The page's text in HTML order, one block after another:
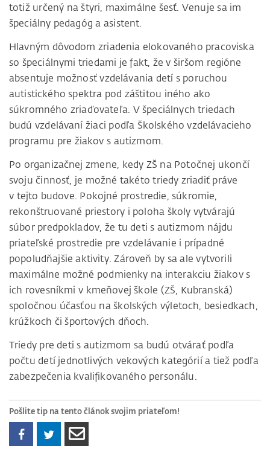
totiž určený na štyri, maximálne šesť. Venuje sa im
špeciálny pedagóg a asistent.
Hlavným dôvodom zriadenia elokovaného pracoviska
so špeciálnymi triedami je fakt, že v širšom regióne
absentuje možnosť vzdelávania detí s poruchou
autistického spektra pod záštitou iného ako
súkromného zriaďovateľa. V špeciálnych triedach
budú vzdelávaní žiaci podľa Školského vzdelávacieho
programu pre žiakov s autizmom.
Po organizačnej zmene, kedy ZŠ na Potočnej ukončí
svoju činnosť, je možné takéto triedy zriadiť práve
v tejto budove. Pokojné prostredie, súkromie,
rekonštruované priestory i poloha školy vytvárajú
súbor predpokladov, že tu deti s autizmom nájdu
priateľské prostredie pre vzdelávanie i prípadné
popoludňajšie aktivity. Zároveň by sa ale vytvorili
maximálne možné podmienky na interakciu žiakov s
ich rovesníkmi v kmeňovej škole (ZŠ, Kubranská)
spoločnou účasťou na školských výletoch, besiedkach,
krúžkoch či športových dňoch.
Triedy pre deti s autizmom sa budú otvárať podľa
počtu detí jednotlivých vekových kategórií a tiež podľa
zabezpečenia kvalifikovaného personálu.
Pošlite tip na tento článok svojim priateľom!